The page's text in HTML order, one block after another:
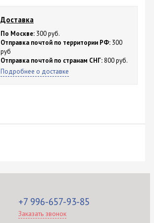
Доставка
По Москве:300 руб.
Отправка почтой по территории РФ:300
руб
Отправка почтой по странам СНГ:800 руб.
Подробнее о доставке
+7 996-657-93-85
Заказать звонок